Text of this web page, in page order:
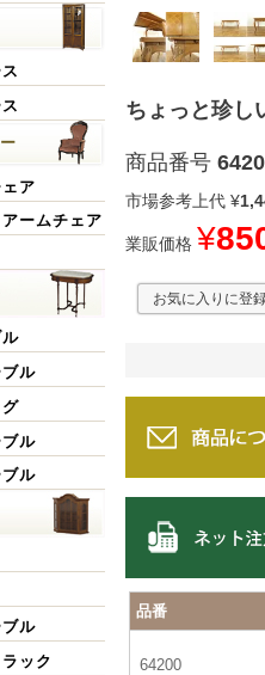
ア
ームチェア
ル
ル
ル
ル
ック
ちょっと珍し
商品番号
市場参考上代 ¥
業販価格 ¥
お気に入りに登
品番
64200